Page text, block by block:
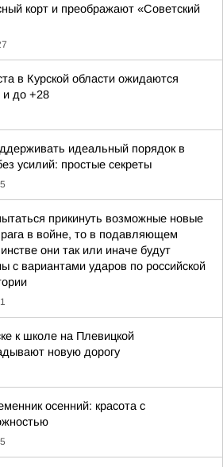
корт и преображают «Советский
в Курской области ожидаются
до +28
идеальный порядок в
усилий: простые секреты
прикинуть возможные новые
в войне, то в подавляющем
они так или иначе будут
с вариантами ударов по российской
к школе на Плевицкой
новую дорогу
осенний: красота с